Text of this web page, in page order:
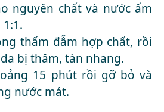
nguyên chất và nước ấm
thấm đẫm hợp chất, rồi
bị thâm, tàn nhang.
15 phút rồi gỡ bỏ và
nước mát.